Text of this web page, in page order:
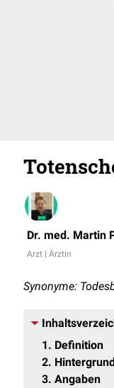
Dr. med. Martin
Arzt | Ärztin
Synonyme:
1
Definition
2
3 Angaben